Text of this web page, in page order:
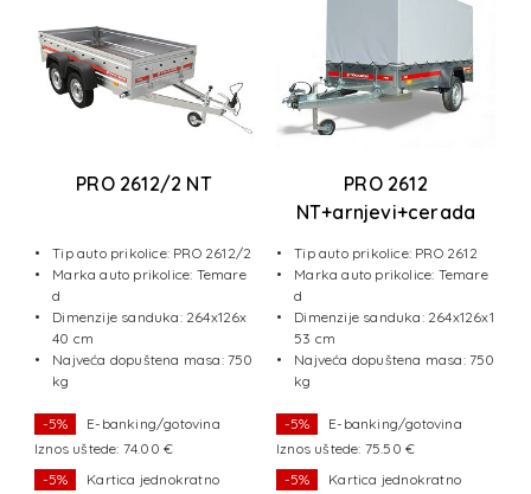
PRO 2612/2 NT
Tip auto prikolice: PRO 2612/2
Marka auto prikolice: Temare
d
Dimenzije sanduka: 264x126x
40 cm
Najveća dopuštena masa: 750
kg
-5%
E-banking/gotovina
Iznos uštede: 74.00 €
-5%
Kartica jednokratno
PRO 2612
NT+arnjevi+cerada
Tip auto prikolice: PRO 2612
Marka auto prikolice: Temare
d
Dimenzije sanduka: 264x126x1
53 cm
Najveća dopuštena masa: 750
kg
-5%
E-banking/gotovina
Iznos uštede: 75.50 €
-5%
Kartica jednokratno